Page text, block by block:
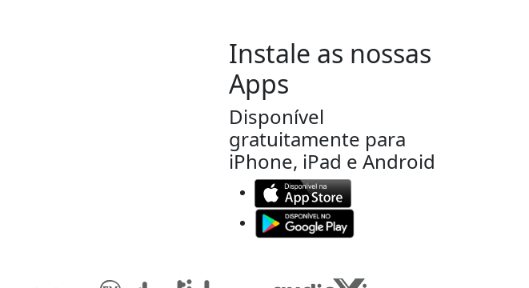
Instale as nossas
Apps
Disponível
gratuitamente para
iPhone, iPad e Android